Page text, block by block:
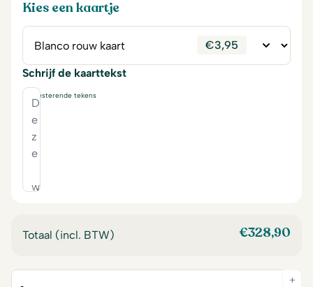
Kies een kaartje
€3,95
Schrijf de kaarttekst
resterende tekens
Totaal (incl. BTW) €328,90
+